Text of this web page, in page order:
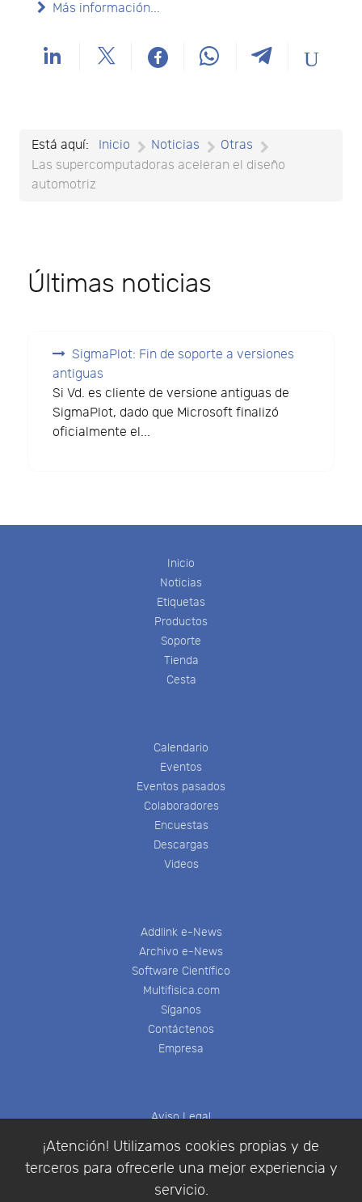
¡Atención! Utilizamos cookies propias y de
terceros para ofrecerle una mejor experiencia y
servicio.
Más información...
Está aquí: Inicio Noticias
Otras
Las supercomputadoras aceleran el diseño
automotriz
Últimas noticias
SigmaPlot: Fin de soporte a versiones
antiguas
Si Vd. es cliente de versione antiguas de
SigmaPlot, dado que Microsoft finalizó
oficialmente el...
Inicio
Noticias
Etiquetas
Productos
Soporte
Tienda
Cesta
Calendario
Eventos
Eventos pasados
Colaboradores
Encuestas
Descargas
Videos
Addlink e-News
Archivo e-News
Software Científico
Multifisica.com
Síganos
Contáctenos
Empresa
Aviso Legal
Política de Privacidad
Condiciones de compra
Identificarse